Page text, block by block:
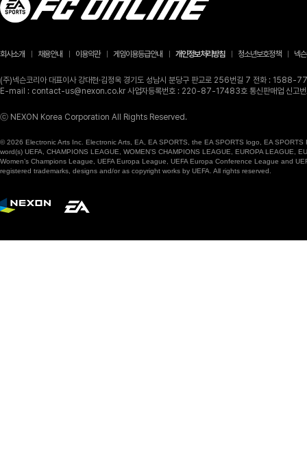
회사소개 채용안내 이용약관 게임이용등급안내 개인정보처리방침 청소년보호정책 넥
(주)넥슨코리아 대표이사 강대현·김정욱 경기도 성남시 분당구 판교로 256번길 7 전화 :
E-mail : contact-us@nexon.co.kr 사업자등록번호 : 220-87-17483호 통신판매업 신고
ⓒ NEXON Korea Corporation All Rights Reserved.
© 2026 Electronic Arts Inc. Electronic Arts, EA, EA SPORTS, the EA SPORTS logo, EA
word(s) UEFA, CHAMPIONS LEAGUE, WOMEN’S CHAMPIONS LEAGUE, EUROPA LEAGUE,
Women’s Champions League, UEFA Europa League, UEFA Europa Conference League and
registered trademarks, designs and/or as copyright works by UEFA. All rights reserved.